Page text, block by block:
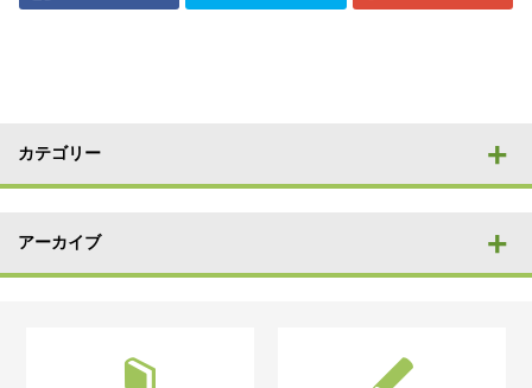
カテゴリー
アーカイブ